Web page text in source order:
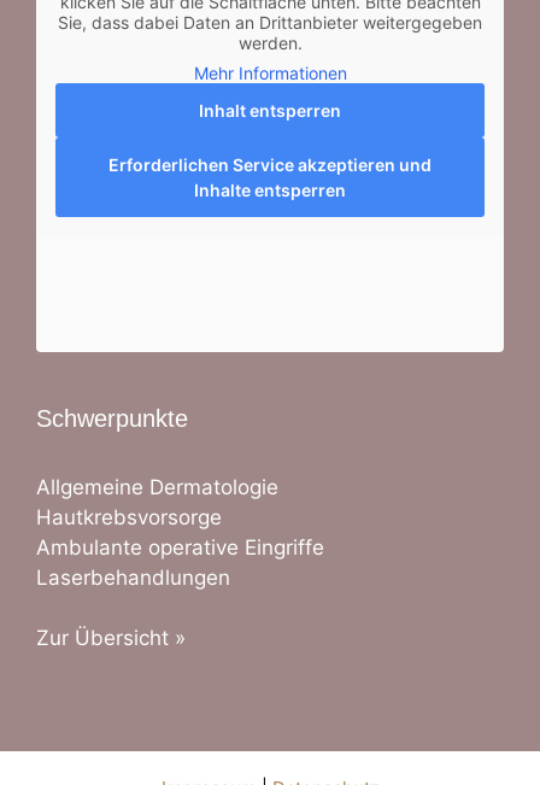
Sie, dass dabei Daten an Drittanbieter weitergegeben
werden.
Mehr Informationen
Inhalt entsperren
Erforderlichen Service akzeptieren und
Inhalte entsperren
Schwerpunkte
Allgemeine Dermatologie
Hautkrebsvorsorge
Ambulante operative Eingriffe
Laserbehandlungen
Zur Übersicht »